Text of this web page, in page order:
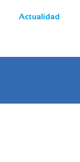
Actualidad